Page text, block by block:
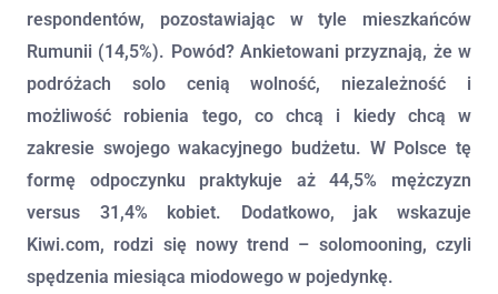
respondentów, pozostawiając w tyle mieszkańców
Rumunii (14,5%). Powód? Ankietowani przyznają, że w
podróżach solo cenią wolność, niezależność i
możliwość robienia tego, co chcą i kiedy chcą w
zakresie swojego wakacyjnego budżetu. W Polsce tę
formę odpoczynku praktykuje aż 44,5% mężczyzn
versus 31,4% kobiet. Dodatkowo, jak wskazuje
Kiwi.com, rodzi się nowy trend – solomooning, czyli
spędzenia miesiąca miodowego w pojedynkę.